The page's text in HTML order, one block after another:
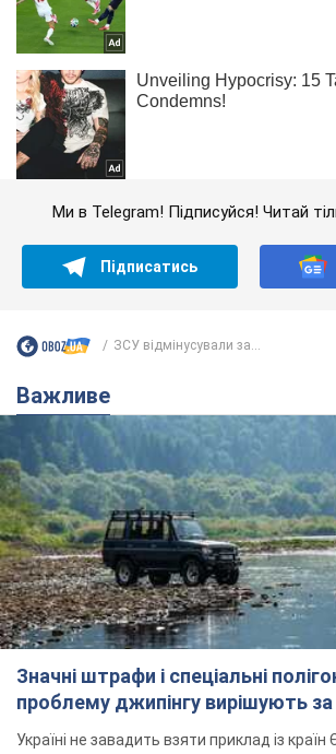
Ми в Telegram! Підписуйся! Читай
Підписатись
ЗСУ відмінусували за...
Важливе
Значні штрафи і спеціальні
проблему джипінгу вирішують
Україні не завадить взяти приклад із країн